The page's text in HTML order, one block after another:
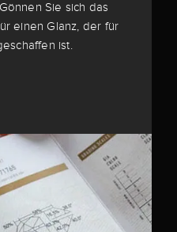
Sie sich das
einen Glanz, der für
ist.